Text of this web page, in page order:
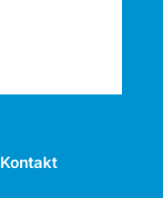
Kontakt